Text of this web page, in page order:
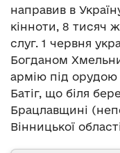
направив в
кінноти, 8 тисяч
слуг. 1 червня
Богданом
армію під орудою
Батіг, що біля
Брацлавщині
Вінницької